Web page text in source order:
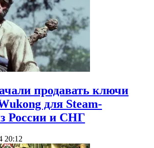
продавать ключи
для Steam-
России и СНГ
20:12